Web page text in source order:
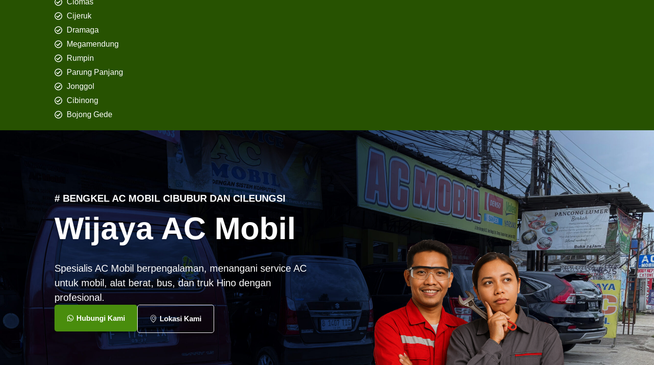
Cijeruk
Dramaga
Megamendung
Rumpin
Parung Panjang
Jonggol
Cibinong
Bojong Gede
# BENGKEL AC MOBIL CIBUBUR DAN CILEUNGSI
Wijaya AC Mobil
Spesialis AC Mobil berpengalaman, menangani service AC
untuk mobil, alat berat, bus, dan truk Hino dengan
profesional.
Hubungi Kami Lokasi Kami